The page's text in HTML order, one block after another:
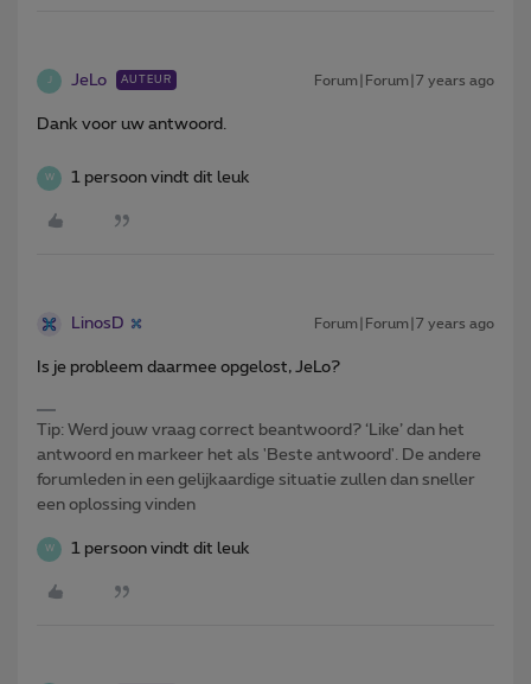
J JeLo AUTEUR Forum|Forum|7 years ago
Dank voor uw antwoord.
W 1 persoon vindt dit leuk
LinosD Forum|Forum|7 years ago
Is je probleem daarmee opgelost, JeLo?
Tip: Werd jouw vraag correct beantwoord? ‘Like’ dan het
antwoord en markeer het als 'Beste antwoord'. De andere
forumleden in een gelijkaardige situatie zullen dan sneller
een oplossing vinden
W 1 persoon vindt dit leuk